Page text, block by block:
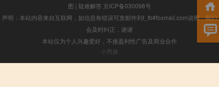
图 | 疑难解答 京ICP备030098号
声明：本站内容来自互联网，如信息有错误可发邮件到f_fb#foxmail.com说明，我们
会及时纠正，谢谢
本站仅为个人兴趣爱好，不接盈利性广告及商业合作
小男孩